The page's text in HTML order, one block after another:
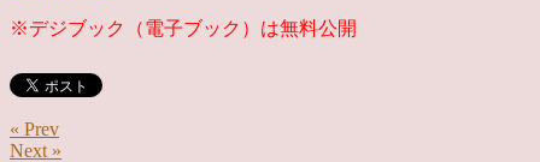
※デジブック（電子ブック）は無料公開
« Prev
Next »